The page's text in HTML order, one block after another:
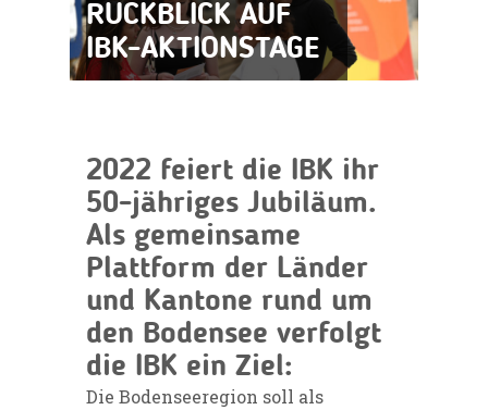
RÜCKBLICK AUF
IBK-AKTIONSTAGE
2022 feiert die IBK ihr
50-jähriges Jubiläum.
Als gemeinsame
Plattform der Länder
und Kantone rund um
den Bodensee verfolgt
die IBK ein Ziel:
Die Bodenseeregion soll als